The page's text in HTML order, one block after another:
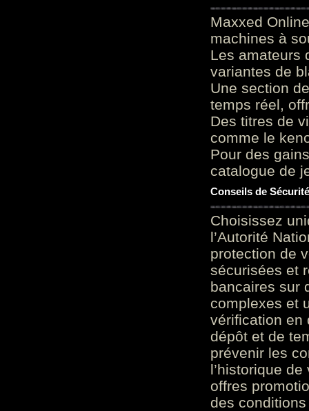
Maxxed
machines à
Les amateurs
variantes de
Une section
temps réel,
Des titres de
comme le
Pour des
catalogue de
Conseils de
Choisissez
l’Autorité
protection de
sécurisées et
bancaires sur
complexes et
vérification en
dépôt et de
prévenir les
l’historique
offres
des